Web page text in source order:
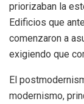
priorizaban la
Edificios que
comenzaron a
exigiendo que
El
modernismo,